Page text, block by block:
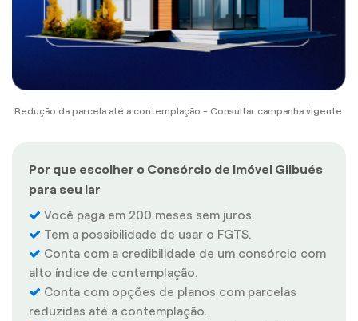
Redução da parcela até a contemplação - Consultar campanha vigente.
Por que escolher o Consórcio de Imóvel Gilbués
para seu lar
Você paga em 200 meses sem juros.
Tem a possibilidade de usar o FGTS.
Conta com a credibilidade de um consórcio com
alto índice de contemplação.
Conta com opções de planos com parcelas
reduzidas até a contemplação.